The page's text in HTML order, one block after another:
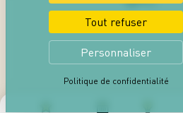
Tout refuser
Personnaliser
Politique de confidentialité